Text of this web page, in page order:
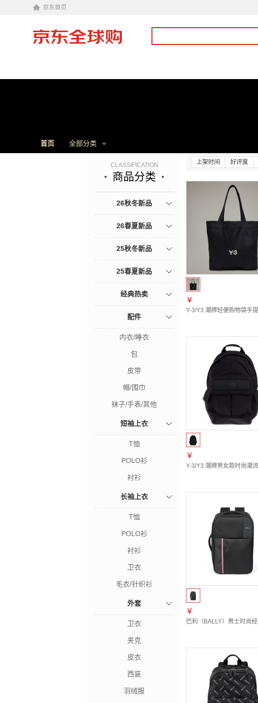
京东首页
首页 全部分类
CLASSIFICATION
商品分类
26秋冬新品
26春夏新品
25秋冬新品
25春夏新品
经典热卖
配件
内衣/睡衣
包
皮带
帽/围巾
袜子/手表/其他
短袖上衣
T恤
POLO衫
衬衫
长袖上衣
T恤
POLO衫
衬衫
卫衣
毛衣/针织衫
外套
卫衣
夹克
皮衣
西装
羽绒服
上架时间 好评度
￥
Y-3/Y3 潮牌轻便购物袋手
￥
Y-3/Y3 潮牌男女款时尚潮
￥
巴利（BALLY）男士时尚